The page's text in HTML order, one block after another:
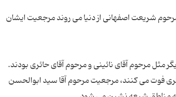
سید ابوالحسن اصفهانی از سال 1339 قمری که مرحوم شریعت اصفهانی از دنیا می روند مرجعیت ایشان
مثل مرحوم آقای نائینی و مرحوم آقای حائری بودند.
حائری فوت می کنند، مرجعیت مرحوم آقا سید ابوالحسن